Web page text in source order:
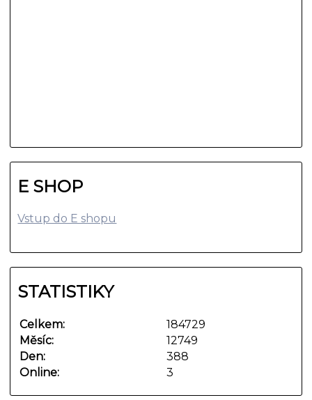
E SHOP
Vstup do E shopu
STATISTIKY
Online: 3
Celkem:
184729
Měsíc:
12749
Den:
388